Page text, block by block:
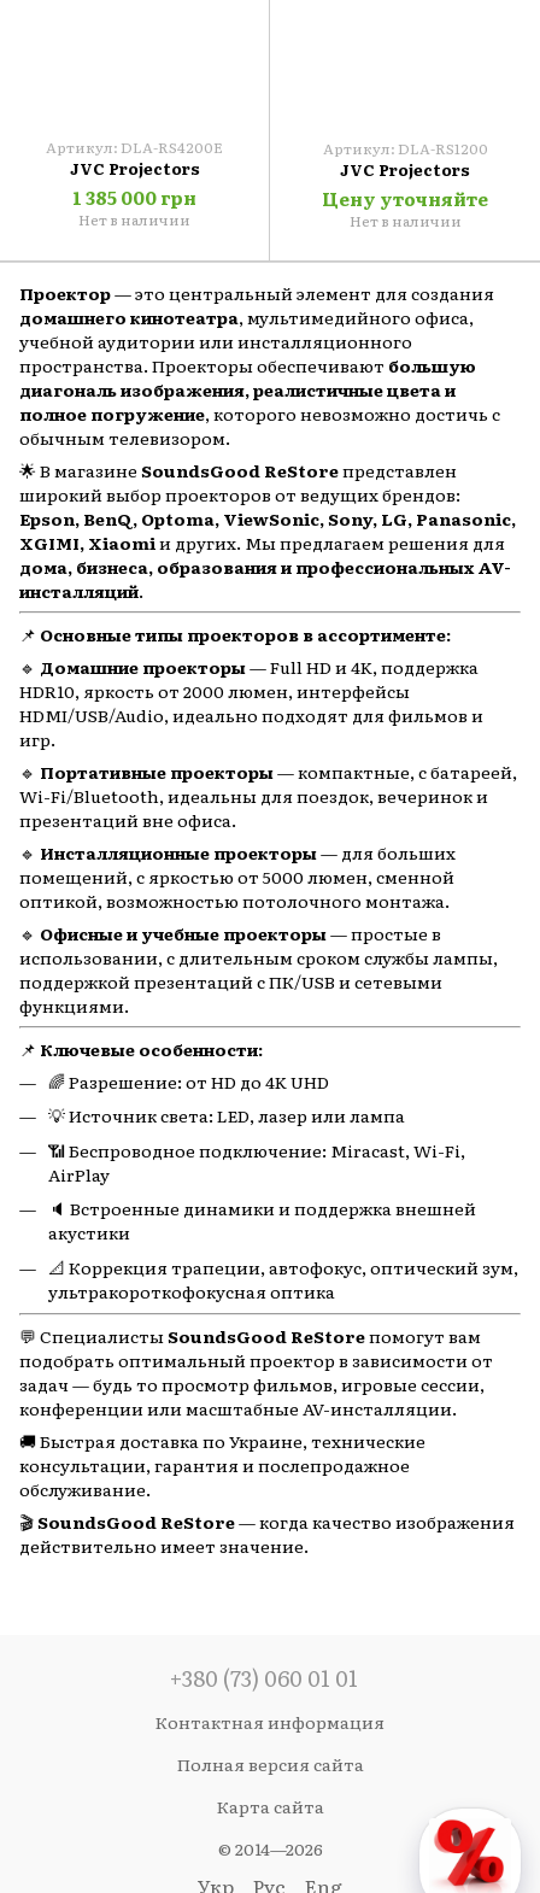
Артикул: DLA-RS4200E
JVC Projectors
1 385 000 грн
Нет в наличии
Артикул: DLA-RS1200
JVC Projectors
Цену уточняйте
Нет в наличии
Проектор— это центральный элемент для создания
домашнего кинотеатра, мультимедийного офиса,
учебной аудитории или инсталляционного
пространства. Проекторы обеспечивают большую
диагональ изображения, реалистичные цвета и
полное погружение, которого невозможно достичь с
обычным телевизором.
🌟 В магазине SoundsGood ReStoreпредставлен
широкий выбор проекторов от ведущих брендов:
Epson, BenQ, Optoma, ViewSonic, Sony, LG, Panasonic,
XGIMI, Xiaomiи других. Мы предлагаем решения для
дома, бизнеса, образования и профессиональных AV-
инсталляций.
📌 Основные типы проекторов в ассортименте:
🔹 Домашние проекторы— Full HD и 4K, поддержка
HDR10, яркость от 2000 люмен, интерфейсы
HDMI/USB/Audio, идеально подходят для фильмов и
игр.
🔹 Портативные проекторы— компактные, с батареей,
Wi-Fi/Bluetooth, идеальны для поездок, вечеринок и
презентаций вне офиса.
🔹 Инсталляционные проекторы— для больших
помещений, с яркостью от 5000 люмен, сменной
оптикой, возможностью потолочного монтажа.
🔹 Офисные и учебные проекторы— простые в
использовании, с длительным сроком службы лампы,
поддержкой презентаций с ПК/USB и сетевыми
функциями.
📌 Ключевые особенности:
🌈 Разрешение: от HD до 4K UHD
💡 Источник света: LED, лазер или лампа
📶 Беспроводное подключение: Miracast, Wi-Fi,
AirPlay
🔈 Встроенные динамики и поддержка внешней
акустики
📐 Коррекция трапеции, автофокус, оптический зум,
ультракороткофокусная оптика
💬 СпециалистыSoundsGood ReStoreпомогут вам
подобрать оптимальный проектор в зависимости от
задач — будь то просмотр фильмов, игровые сессии,
конференции или масштабные AV-инсталляции.
🚚 Быстрая доставка по Украине, технические
консультации, гарантия и послепродажное
обслуживание.
🎬SoundsGood ReStore— когда качество изображения
действительно имеет значение.
+380 (73) 060 01 01
Контактная информация
Полная версия сайта
Карта сайта
© 2014—2026
Укр Рус Eng